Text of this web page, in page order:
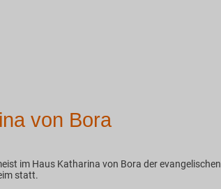
von Bora
im Haus Katharina von Bora der evangelischen
statt.